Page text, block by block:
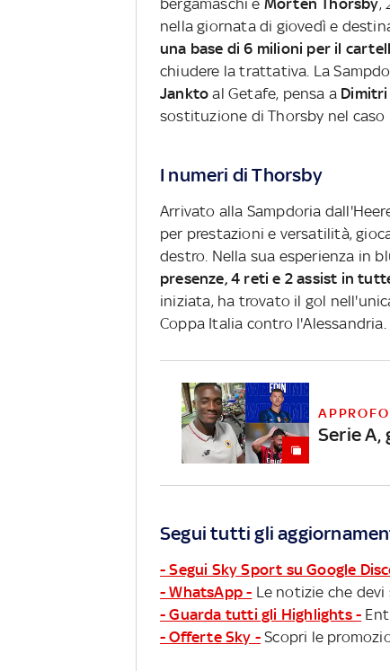
bergamaschi è Morten Thorsby,
nella giornata di giovedì e
una base di 6 milioni per il
chiudere la trattativa. La
Janktoal Getafe, pensa a
sostituzione di Thorsby nel
I numeri di Thorsby
Arrivato alla Sampdoria
per prestazioni e versatilità,
destro. Nella sua esperienza in
presenze, 4 reti e 2 assist in
iniziata, ha trovato il gol
Coppa Italia contro l'Alessandria.
Serie
Segui tutti gli
- Segui Sky Sport su Google
- WhatsApp - Le notizie che devi
- Guarda tutti gli Highlights -
- Offerte Sky - Scopri le